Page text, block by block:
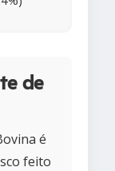
de
é
feito